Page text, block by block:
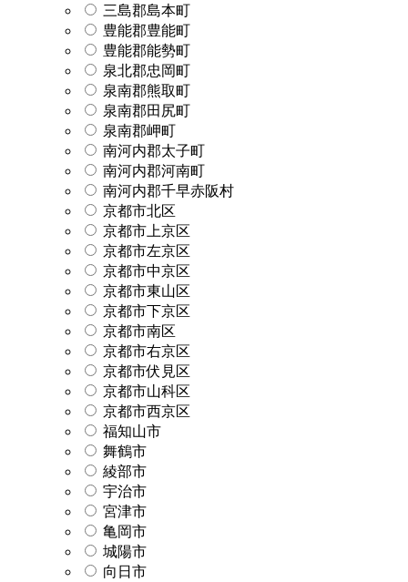
三島郡島本町
豊能郡豊能町
豊能郡能勢町
泉北郡忠岡町
泉南郡熊取町
泉南郡田尻町
泉南郡岬町
南河内郡太子町
南河内郡河南町
南河内郡千早赤阪村
京都市北区
京都市上京区
京都市左京区
京都市中京区
京都市東山区
京都市下京区
京都市南区
京都市右京区
京都市伏見区
京都市山科区
京都市西京区
福知山市
舞鶴市
綾部市
宇治市
宮津市
亀岡市
城陽市
向日市